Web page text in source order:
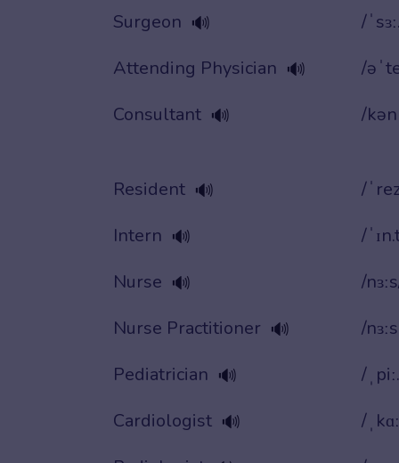
Surgeon 🔊
/
Attending Physician 🔊
/
Consultant 🔊 /
Resident 🔊
/
Intern 🔊
/
Nurse 🔊
/
Nurse Practitioner 🔊
/
Pediatrician 🔊
/
Cardiologist 🔊
/